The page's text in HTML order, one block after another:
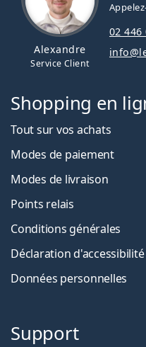
Alexandre
Service Client
02 446
Shopping en
Tout sur vos achats
Modes de paiement
Modes de livraison
Points relais
Conditions générales
Déclaration
Données personnelles
Support